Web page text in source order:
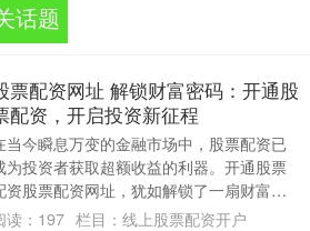
话题
票配资网址 解锁财富密码：开通股
配资，开启投资新征程
当今瞬息万变的金融市场中，股票配资已
为投资者获取超额收益的利器。开通股票
资股票配资网址，犹如解锁了一扇财富之
，开启了一段全新的投资征程。 2. 注册账
读： 197 栏目： 线上股票配资开户